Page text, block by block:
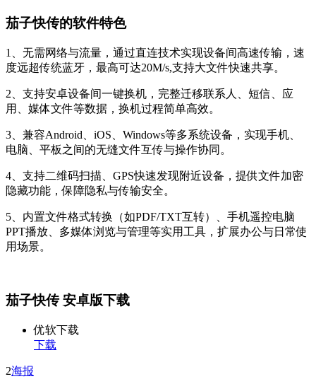
茄子快传的软件特色
1、无需网络与流量，通过直连技术实现设备间高速传输，速
度远超传统蓝牙，最高可达20M/s,支持大文件快速共享。
2、支持安卓设备间一键换机，完整迁移联系人、短信、应
用、媒体文件等数据，换机过程简单高效。
3、兼容Android、iOS、Windows等多系统设备，实现手机、
电脑、平板之间的无缝文件互传与操作协同。
4、支持二维码扫描、GPS快速发现附近设备，提供文件加密
隐藏功能，保障隐私与传输安全。
5、内置文件格式转换（如PDF/TXT互转）、手机遥控电脑
PPT播放、多媒体浏览与管理等实用工具，扩展办公与日常使
用场景。
茄子快传 安卓版下载
优软下载
下载
2海报